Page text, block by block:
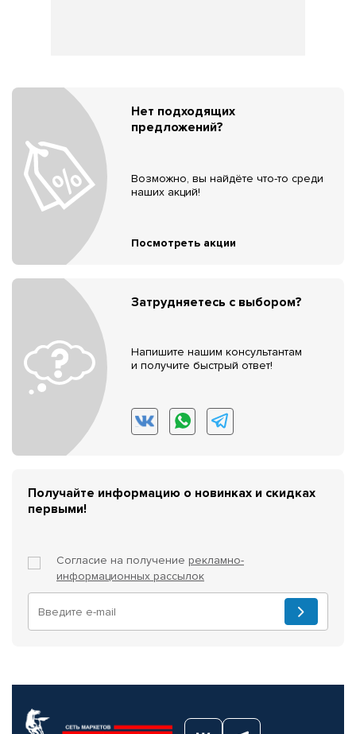
Нет подходящих
предложений?
Возможно, вы найдёте что-то среди
наших акций!
Посмотреть акции
Затрудняетесь с выбором?
Напишите нашим консультантам
и получите быстрый ответ!
Получайте информацию о новинках и скидках
первыми!
Согласие на получение рекламно-
информационных рассылок